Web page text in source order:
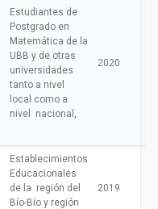
Estudiantes de
Postgrado en
Matemática de la
UBB y de otras
universidades
tanto a nivel
local como a
nivel nacional,
2020
Establecimientos
Educacionales
de la región del
Bío-Bío y región
2019